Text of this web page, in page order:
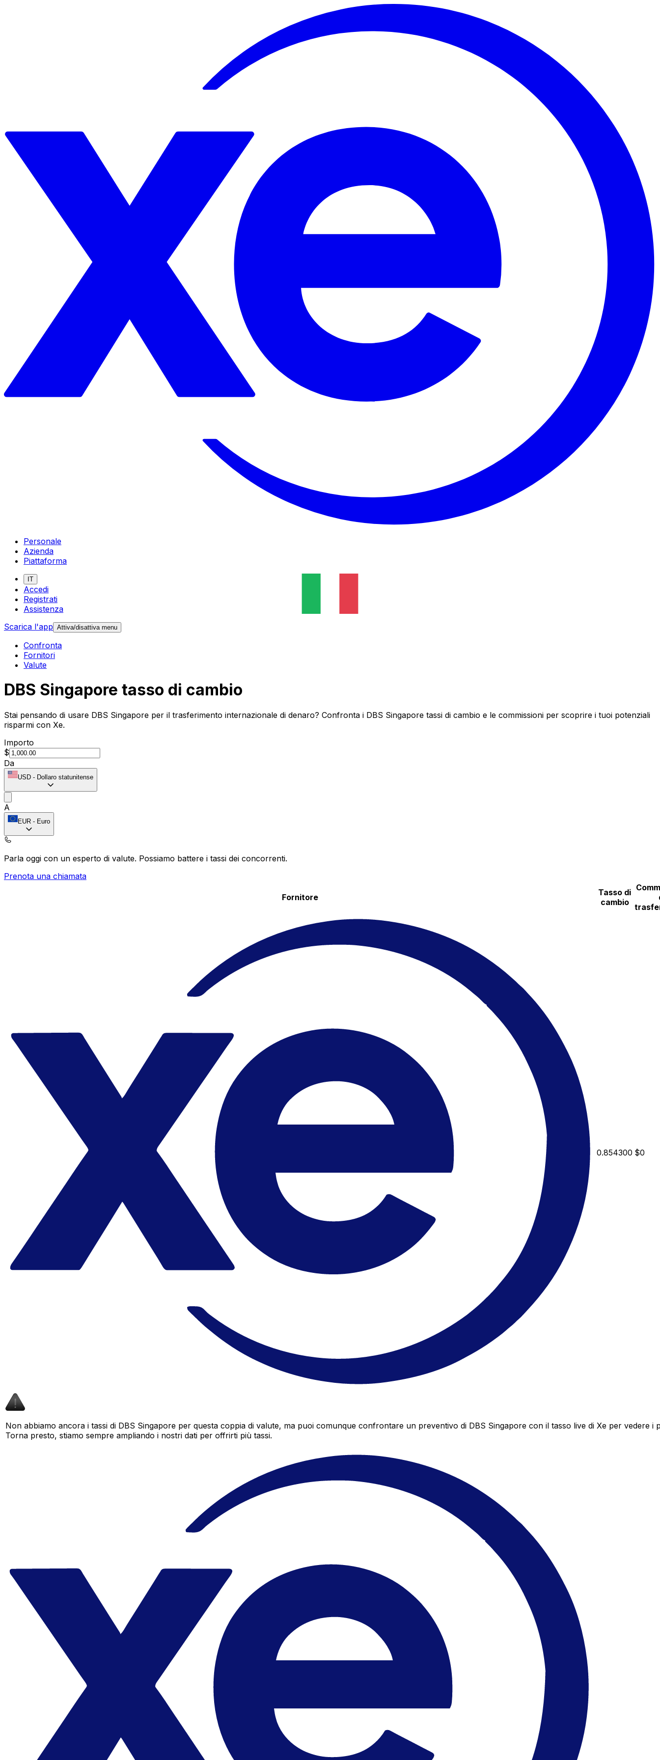
Personale
Azienda
Piattaforma
IT
Accedi
Registrati
Assistenza
Scarica l'app Attiva/disattiva menu
Confronta
Fornitori
Valute
DBS Singapore tasso di cambio
Stai pensando di usare DBS Singapore per il trasferimento internazionale di denaro? Confronta i DBS Singapore tassi di cambio e le commissioni per scoprire i tuoi potenziali
risparmi con Xe.
Importo
$
Da
USD - Dollaro statunitense
A
EUR - Euro
Parla oggi con un esperto di valute. Possiamo battere i tassi dei concorrenti.
Prenota una chiamata
Fornitore
Tasso di
cambio
0.854300 $0
Non abbiamo ancora i tassi di DBS Singapore per questa coppia di valute, ma puoi comunque confrontare un preventivo di DBS Singapore con il tasso live di Xe per vedere i
Torna presto, stiamo sempre ampliando i nostri dati per offrirti più tassi.